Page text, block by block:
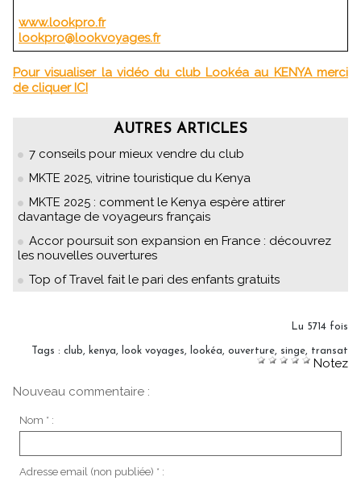
www.lookpro.fr
lookpro@lookvoyages.fr
Pour visualiser la vidéo du club Lookéa au KENYA merci
de cliquer ICI
AUTRES ARTICLES
7 conseils pour mieux vendre du club
MKTE 2025, vitrine touristique du Kenya
MKTE 2025 : comment le Kenya espère attirer
davantage de voyageurs français
Accor poursuit son expansion en France : découvrez
les nouvelles ouvertures
Top of Travel fait le pari des enfants gratuits
Lu 5714 fois
Tags : club, kenya, look voyages, lookéa, ouverture, singe, transat
Notez
Nouveau commentaire :
Nom * :
Adresse email (non publiée) * :